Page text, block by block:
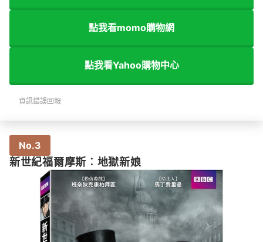
點我看momo購物網
點我看Yahoo購物中心
資訊錯誤回報
No.3
新世紀福爾摩斯︰地獄新娘